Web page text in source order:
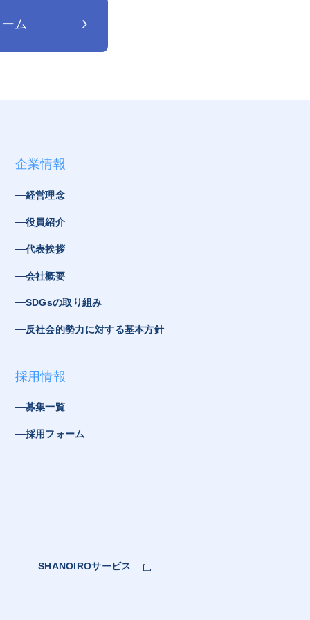
ム
企業情報
経営理念
役員紹介
代表挨拶
会社概要
SDGsの取り組み
反社会的勢力に対する基本方針
採用情報
募集一覧
採用フォーム
SHANOIROサービス